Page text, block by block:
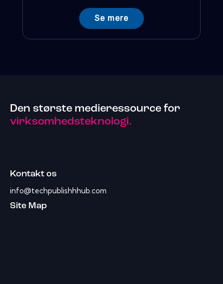
Se mere
Den største medieressource for
virksomhedsteknologi.
Kontakt os
info@techpublishhhub.com
Site Map